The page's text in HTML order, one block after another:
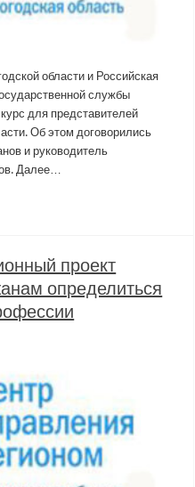
области и Российская
службы
для представителей
Об этом договорились
и руководитель
Далее…
проект
определиться